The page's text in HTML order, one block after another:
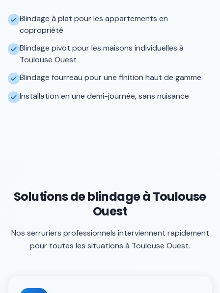
Blindage à plat pour les appartements en
copropriété
Blindage pivot pour les maisons individuelles à
Toulouse Ouest
Blindage fourreau pour une finition haut de gamme
Installation en une demi-journée, sans nuisance
Solutions de blindage à Toulouse
Ouest
Nos serruriers professionnels interviennent rapidement
pour toutes les situations à Toulouse Ouest.